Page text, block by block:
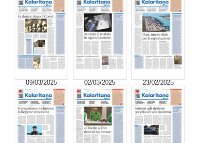
09/03/2025 02/03/2025 23/02/2025